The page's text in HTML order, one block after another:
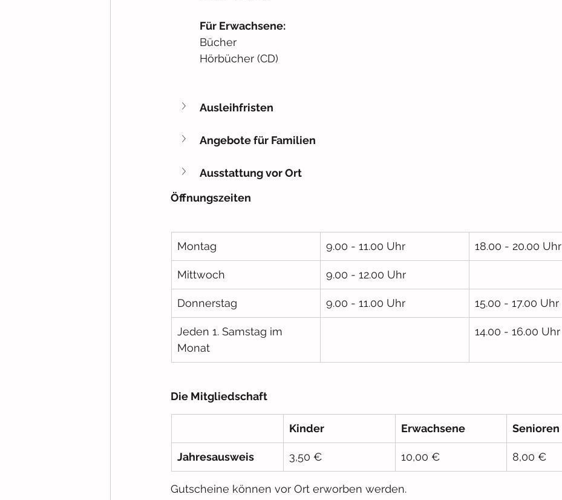
Für Erwachsene:
Bücher
Hörbücher (CD)
Ausleihfristen
Angebote für Familien
Ausstattung vor Ort
Öffnungszeiten
Montag 9.00 - 11.00 Uhr 18.00 - 20.00 Uhr
Mittwoch 9.00 - 12.00 Uhr
Donnerstag 9.00 - 11.00 Uhr 15.00 - 17.00 Uhr
Jeden 1. Samstag im
Monat
14.00 - 16.00 Uhr
Die Mitgliedschaft
Kinder Erwachsene Senioren
Jahresausweis 3,50 € 10,00 € 8,00 €
Gutscheine können vor Ort erworben werden.